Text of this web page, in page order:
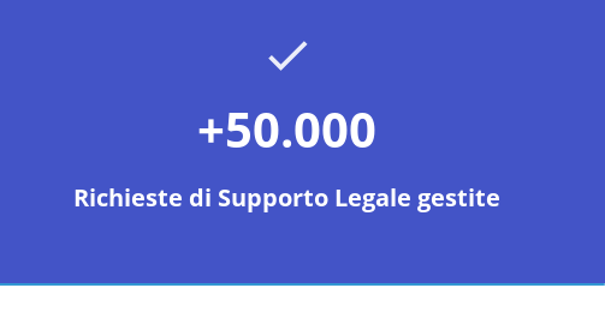
+50.000
Richieste di Supporto Legale gestite